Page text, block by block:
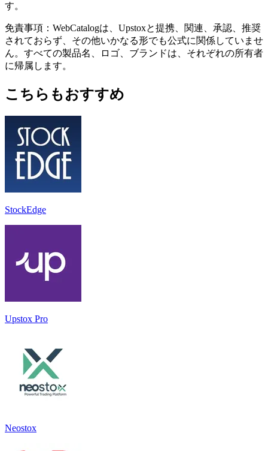
す。
免責事項：WebCatalogは、Upstoxと提携、関連、承認、推奨
されておらず、その他いかなる形でも公式に関係していませ
ん。すべての製品名、ロゴ、ブランドは、それぞれの所有者
に帰属します。
こちらもおすすめ
StockEdge
Upstox Pro
Neostox